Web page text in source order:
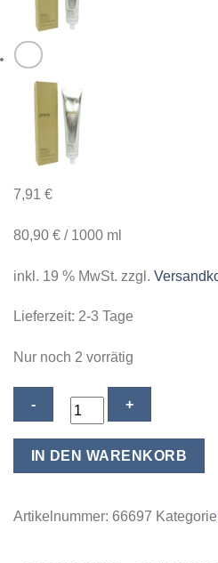
7,91 €
80,90 € / 1000 ml
inkl. 19 % MwSt. zzgl.
Lieferzeit: 2-3 Tage
Nur noch 2 vorrätig
Previa
Professional
Colour
Organic
IN DEN WARENKORB
Artikelnummer: 66697